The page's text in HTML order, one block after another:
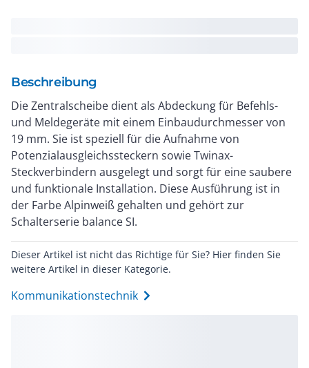
Beschreibung
Die Zentralscheibe dient als Abdeckung für Befehls-
und Meldegeräte mit einem Einbaudurchmesser von
19 mm. Sie ist speziell für die Aufnahme von
Potenzialausgleichssteckern sowie Twinax-
Steckverbindern ausgelegt und sorgt für eine saubere
und funktionale Installation. Diese Ausführung ist in
der Farbe Alpinweiß gehalten und gehört zur
Schalterserie balance SI.
Dieser Artikel ist nicht das Richtige für Sie? Hier finden Sie
weitere Artikel in dieser Kategorie.
Kommunikationstechnik